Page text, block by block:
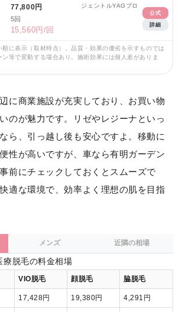
77,800円
5回
15,560円/回
ジェントルYAGプロ
公式
詳細
に表示（取材時点）。品質・効果の優劣を示すものでは
ン等で変動する場合あり。施術効果には個人差がありま
に商業施設が充実しており、お買い物
のが魅力です。リゼやレジーナといっ
ら、引っ越し後も安心ですよ。移動に
性が高いですが、車なら有明ガーデン
前にチェックしておくとスムーズで
適な環境で、効率よく理想の肌を目指
メンズ 近隣の相場
療脱毛の料金相場
VIO脱毛 顔脱毛 脇脱毛
17,428円 19,380円 4,291円